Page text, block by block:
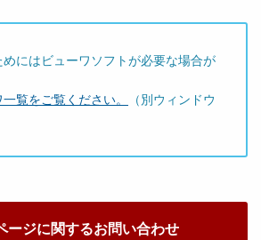
にはビューワソフトが必要な場合が
覧をご覧ください。
（別ウィンドウ
ージに関するお問い合わせ